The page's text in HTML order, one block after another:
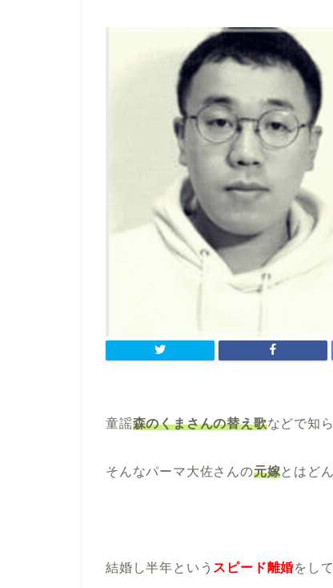
童謡森のくまさんの替え歌などで知
そんなパーマ大佐さんの元嫁とはど
結婚し半年という スピード離婚をし